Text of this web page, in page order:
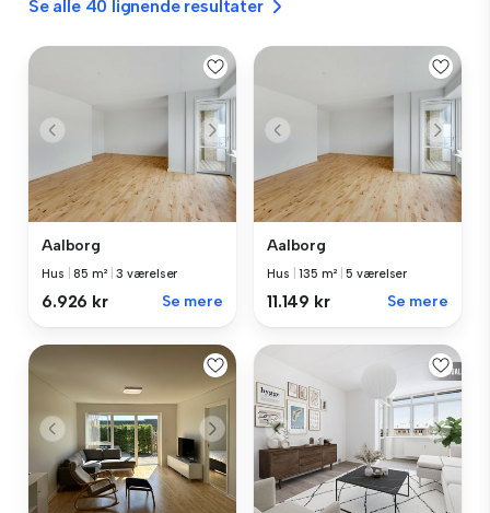
Se alle 40 lignende resultater
Aalborg
Hus |85 m² |3 værelser
6.926 kr Se mere
Aalborg
Hus |135 m² |5 værelser
11.149 kr Se mere